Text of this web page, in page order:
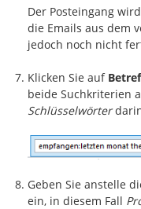
Der Posteingang
die Emails aus dem
jedoch noch nicht
Klicken Sie auf
beide Suchkriterien
Schlüsselwörter
Geben Sie anstelle
ein, in diesem Fall